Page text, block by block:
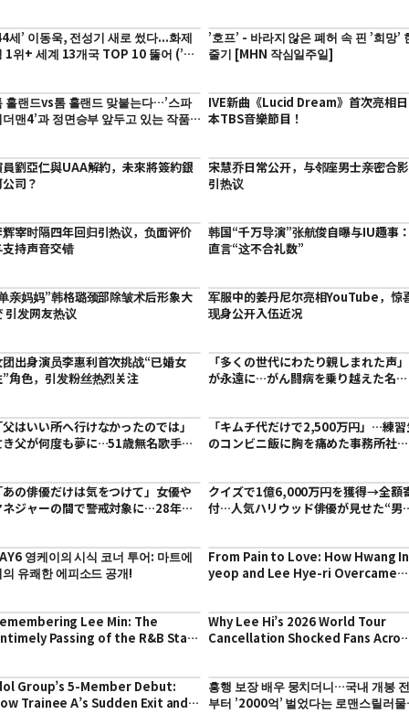
세’ 이동욱, 전성기 새로 썼다...화제
1위+ 세계 13개국 TOP 10 뚫어 (’킬
’호프’ - 바라지 않은 폐허 속 핀 ’희망’
줄기 [MHN 작심일주일]
홀랜드vs톰 홀랜드 맞붙는다…’스파
더맨4’과 정면승부 앞두고 있는 작품
IVE新曲《Lucid Dream》首次亮相日
本TBS音樂節目！
劉亞仁與UAA解約，未來將簽約銀
司？
宋慧乔日常公开，与邻座男士亲密合影
引热议
宰时隔四年回归引热议，负面评价
支持声音交错
韩国“千万导演”张航俊自曝与IU趣事：
直言“这不合礼数”
亲妈妈”韩格璐颈部除皱术后形象大
引发网友热议
军服中的姜丹尼尔亮相YouTube，惊
现身公开入伍近况
团出身演员李惠利首次挑战“已婚女
角色，引发粉丝热烈关注
「多くの世代にわたり親しまれた声」
が永遠に…がん闘病を乗り越えた名司
父はいい所へ行けなかったのでは」
き父が何度も夢に…51歳無名歌手の
「キムチ代だけで2,500万円」…練
のコンビニ飯に胸を痛めた事務所社長
あの俳優だけは気をつけて」女優や
ネジャーの間で警戒対象に…28年後
クイズで1億6,000万円を獲得→全額
付…人気ハリウッド俳優が見せた“男
영케이의 시식 코너 투어: 마트에
유쾌한 에피소드 공개!
From Pain to Love: How Hwang
yeop and Lee Hye-ri Overcame
Lee Min: The
Passing of the R&B Star
Why Lee Hi’s 2026 World Tour
Cancellation Shocked Fans
Group’s 5-Member Debut:
Trainee A’s Sudden Exit and
흥행 보장 배우 뭉치더니…국내 개봉 전
부터 ’2000억’ 벌었다는 로맨스릴러물